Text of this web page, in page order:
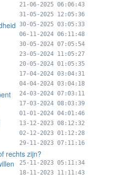
21-06-2025 06:06:43
31-05-2025 12:05:36
30-05-2025 03:05:33
06-11-2024 06:11:48
30-05-2024 07:05:54
23-05-2024 11:05:27
20-05-2024 01:05:35
17-04-2024 03:04:31
04-04-2024 03:04:18
24-03-2024 07:03:11
17-03-2024 08:03:39
01-01-2024 04:01:46
13-12-2023 08:12:32
02-12-2023 01:12:28
29-11-2023 07:11:16
rechts zijn?
25-11-2023 05:11:34
18-11-2023 11:11:43